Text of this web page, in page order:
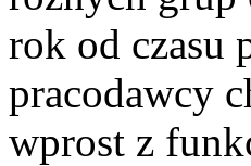
rok od czasu
pracodawcy
wprost z